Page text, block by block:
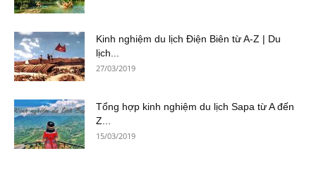
Kinh nghiệm du lịch Điện Biên từ A-Z | Du
lịch...
27/03/2019
Tổng hợp kinh nghiệm du lịch Sapa từ A đến
Z...
15/03/2019